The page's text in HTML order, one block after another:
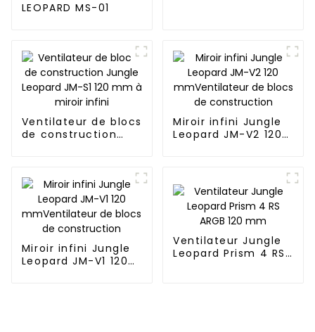
LEOPARD MS-01
Ventilateur de blocs
de construction
Miroir infini Jungle
Leopard JM-V2 120
Miroir infini Jungle
Leopard JM-V1 120
Ventilateur Jungle
Leopard Prism 4 RS